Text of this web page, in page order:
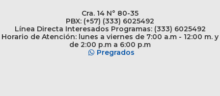
Cra. 14 N° 80-35
PBX: (+57) (333) 6025492
Línea Directa Interesados Programas: (333) 6025492
Horario de Atención: lunes a viernes de 7:00 a.m - 12:00 m. y
de 2:00 p.m a 6:00 p.m
Pregrados